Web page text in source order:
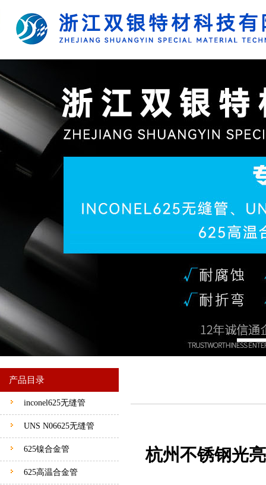
产品目录
inconel625无缝管
UNS N06625无缝管
625镍合金管
625高温合金管
杭州不锈钢光